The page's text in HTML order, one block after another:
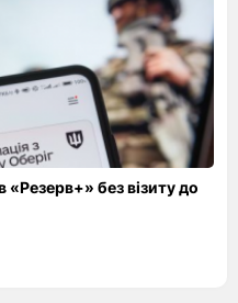
без візиту до